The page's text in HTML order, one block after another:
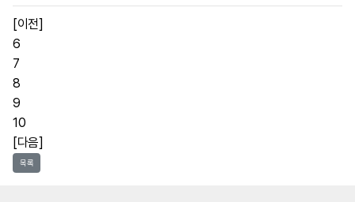
[이전]
6
7
8
9
10
[다음]
목록